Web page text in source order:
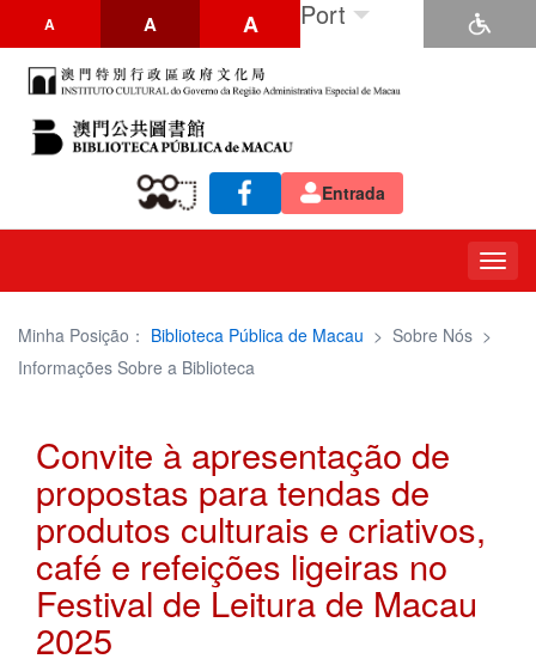
A A A Port
Entrada
Minha Posição： Biblioteca Pública de Macau > Sobre Nós >
Informações Sobre a Biblioteca
Convite à apresentação de
propostas para tendas de
produtos culturais e criativos,
café e refeições ligeiras no
Festival de Leitura de Macau
2025